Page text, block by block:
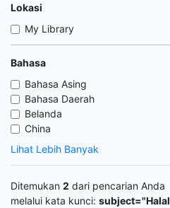
Lokasi
My Library
Bahasa
Bahasa Asing
Bahasa Daerah
Belanda
China
Lihat Lebih Banyak
Ditemukan 2 dari pencarian Anda
melalui kata kunci: subject="Halal